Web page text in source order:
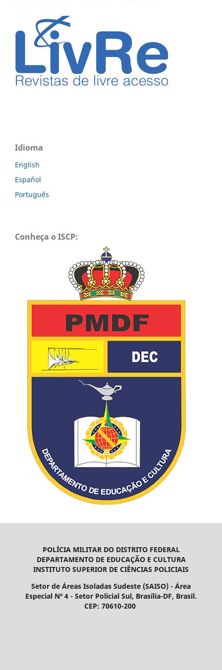
Idioma
English
Español
Português
Conheça o ISCP:
POLÍCIA MILITAR DO DISTRITO FEDERAL
DEPARTAMENTO DE EDUCAÇÃO E CULTURA
INSTITUTO SUPERIOR DE CIÊNCIAS POLICIAIS
Setor de Áreas Isoladas Sudeste (SAISO) - Área
Especial Nº 4 - Setor Policial Sul, Brasília-DF, Brasil.
CEP: 70610-200